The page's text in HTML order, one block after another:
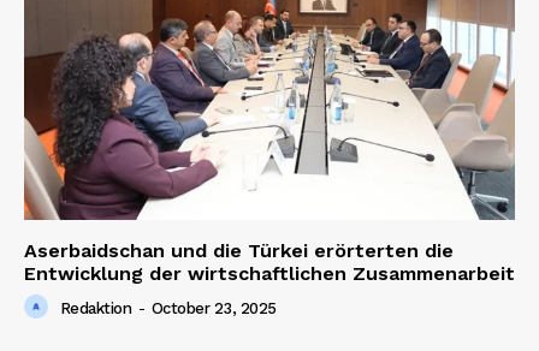
Aserbaidschan und die Türkei erörterten die
Entwicklung der wirtschaftlichen Zusammenarbeit
Redaktion - October 23, 2025